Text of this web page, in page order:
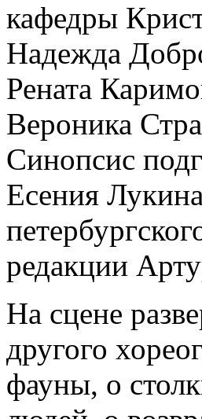
кафедры
Надежда
Рената
Вероника
Синопсис
Есения
редакции
На сцене
другого
фауны, о